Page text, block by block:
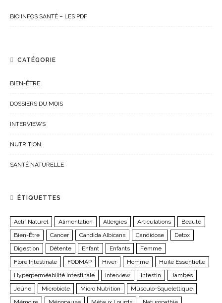
BIO INFOS SANTÉ – LES PDF
CATÉGORIE
BIEN-ÊTRE
DOSSIERS DU MOIS
INTERVIEWS
NUTRITION
SANTÉ NATURELLE
ÉTIQUETTES
Actif Naturel Alimentation Allergies Articulations
Beauté
Bien-Être
Cancer Candida Albicans Candidose
Detox
Digestion
Détente Enfant Enfants
Femme
Flore Intestinale
FODMAP Hiver Homme
Huile Essentielle
Hyperperméabilité Intestinale
Interview Intestin
Jambes
Jeûne
Microbiote Micro Nutrition
Musculo-Squelettique